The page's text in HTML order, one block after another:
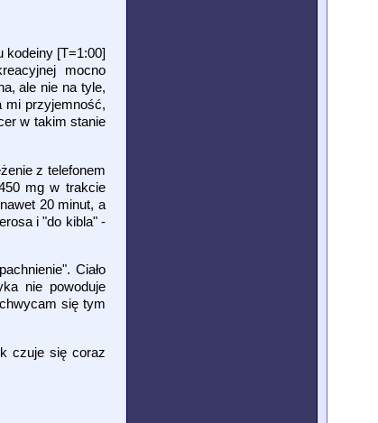
kodeiny [T=1:00]
mocno
ale nie na tyle,
mi przyjemność,
w takim stanie
z telefonem
mg w trakcie
20 minut, a
i "do kibla" -
Ciało
nie powoduje
się tym
czuje się coraz